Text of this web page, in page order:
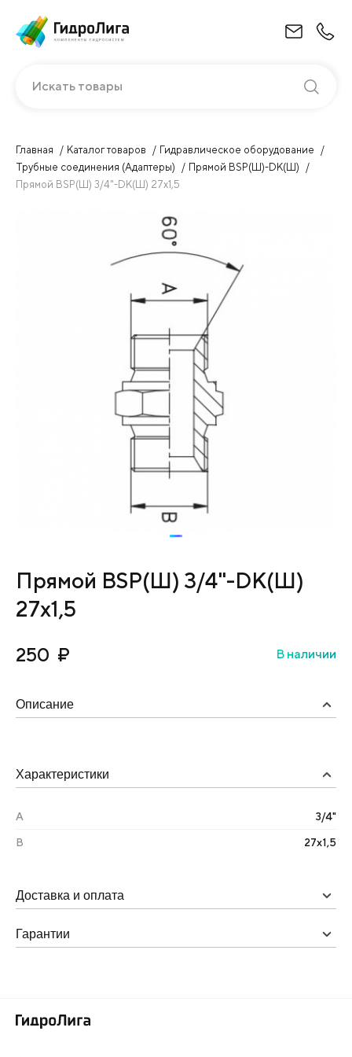
Искать товары
Главная Каталог товаров
Гидравлическое оборудование
Трубные соединения (Адаптеры)
Прямой BSP(Ш)-DK(Ш)
Прямой BSP(Ш) 3/4"-DK(Ш) 27х1,5
Прямой BSP(Ш) 3/4"-DK(Ш)
27х1,5
250 ₽ В наличии
Описание
Характеристики
А 3/4"
B 27х1,5
Доставка и оплата
Гарантии